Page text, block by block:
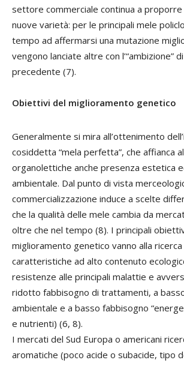
settore commerciale continua a
nuove varietà: per le principali mele
tempo ad affermarsi una mutazione
vengono lanciate altre con l’“ambizione”
precedente (7).
Obiettivi del miglioramento genetico
Generalmente si mira all’ottenimento
cosiddetta “mela perfetta”, che affianca
organolettiche anche presenza estetica
ambientale. Dal punto di vista
commercializzazione induce a scelte
che la qualità delle mele cambia da
oltre che nel tempo (8). I principali
miglioramento genetico vanno alla
caratteristiche ad alto contenuto
resistenze alle principali malattie e
ridotto fabbisogno di trattamenti, a
ambientale e a basso fabbisogno
e nutrienti) (6, 8).
I mercati del Sud Europa o americani
aromatiche (poco acide o subacide, tipo